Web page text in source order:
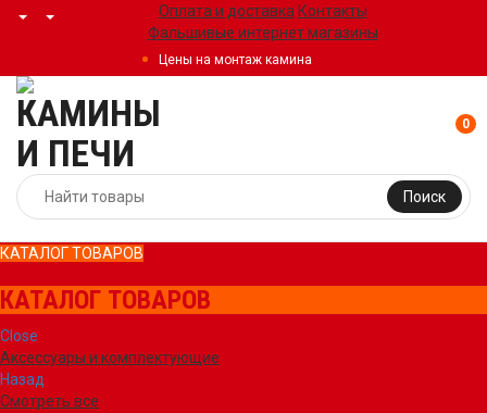
Оплата и доставка Контакты
Фальшивые интернет магазины
Цены на монтаж камина
Поиск
0
КАТАЛОГ ТОВАРОВ
КАТАЛОГ ТОВАРОВ
Close
Аксессуары и комплектующие
Назад
Смотреть все